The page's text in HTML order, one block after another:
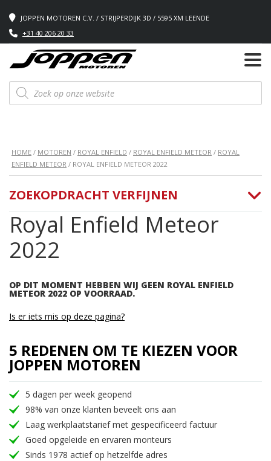
JOPPEN MOTOREN C.V. / STRIJPERDIJK 3D / 5595 XM LEENDE
+31 40 206 20 33
Producten
zoeken
HOME / MOTOREN / ROYAL ENFIELD / ROYAL ENFIELD METEOR / ROYAL
ENFIELD METEOR / ROYAL ENFIELD METEOR 2022
Royal Enfield Meteor
2022
OP DIT MOMENT HEBBEN WIJ GEEN ROYAL ENFIELD
METEOR 2022 OP VOORRAAD.
ZOEKOPDRACHT VERFIJNEN
Is er iets mis op deze pagina?
5 REDENEN OM TE KIEZEN VOOR
JOPPEN MOTOREN
5 dagen per week geopend
98% van onze klanten beveelt ons aan
Laag werkplaatstarief met gespecificeerd factuur
Goed opgeleide en ervaren monteurs
Sinds 1978 actief op hetzelfde adres